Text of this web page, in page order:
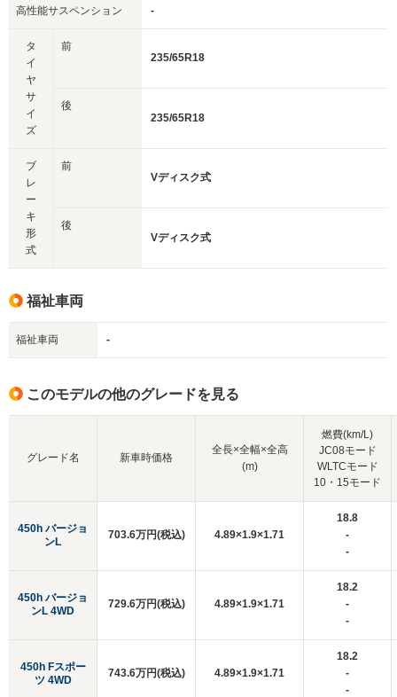
高性能サスペンション -
タ
イ
ヤ
サ
イ
ズ
前
235/65R18
後
235/65R18
ブ
レ
ー
キ
形
式
前
Vディスク式
後
Vディスク式
福祉車両
福祉車両 -
このモデルの他のグレードを見る
グレード名
450h バージョ
ンL
450h バージョ
ンL 4WD
450h Fスポー
ツ 4WD
新車時価格
全長×全幅×全高
(m)
燃費(km/L)
JC08モード
WLTCモード
10・15モード
703.6万円(税込) 4.89×1.9×1.71
18.8
-
-
729.6万円(税込) 4.89×1.9×1.71
18.2
-
-
743.6万円(税込) 4.89×1.9×1.71
18.2
-
-